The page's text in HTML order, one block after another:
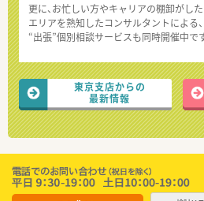
更に、お忙しい方やキャリアの棚卸がし
エリアを熟知したコンサルタントによる、
“出張”個別相談サービスも同時開催中で
東京支店からの
最新情報